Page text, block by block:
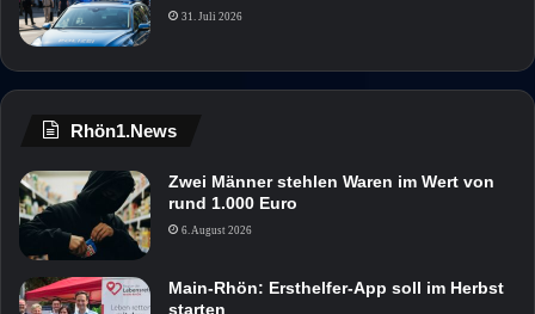
31. Juli 2026
Rhön1.News
Zwei Männer stehlen Waren im Wert von
rund 1.000 Euro
6. August 2026
Main-Rhön: Ersthelfer-App soll im Herbst
starten